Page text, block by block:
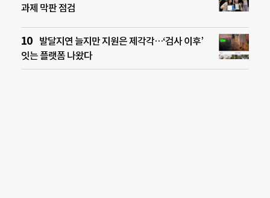
과제 막판 점검
발달지연 늘지만 지원은 제각각…‘검사 이후’
잇는 플랫폼 나왔다